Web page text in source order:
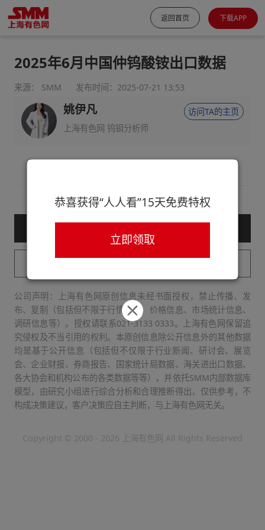
返回首页 下载APP
2025年6月中国仲钨酸铵出口数据
来源： SMM 发布时间：2025-07-21 13:53
姚伊凡
上海有色网 钨钼分析师
访问TA的主页
公司声明：上海有色网原创信息未经书面授权，禁止传播、发
布、复制（包括但不限于行情数据、价格信息、市场统计信息、
调研信息等）。授权请联系021-3133 0333。上海有色网保留追
究侵权及不当引用的权利。本原创信息除公开信息外的其他数据
均是基于公开信息（包括但不仅限于行业新闻、研讨会、展览
会、企业财报、券商报告、国家统计局数据、海关进出口数据、
各大协会和机构公布的各类数据等等），并依托SMM内部数据库
模型，由研究小组进行综合分析和合理推断得出，仅供参考，不
构成决策建议，客户决策应自主判断，与上海有色网无关。
Copyright © 2000 - 2026 上海有色网 All Rights Reserved
恭喜获得“人人看”15天免费特权
立即领取